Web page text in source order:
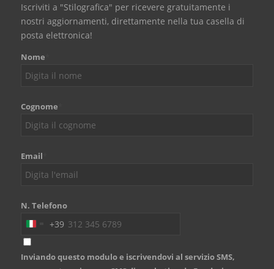
Iscriviti a "Stilografica" per ricevere gratuitamente i
nostri aggiornamenti, direttamente nella tua casella di
posta elettronica!
Nome
Cognome
Email
N. Telefono
Italy
+39
+39
Inviando questo modulo e iscrivendovi al servizio SMS,